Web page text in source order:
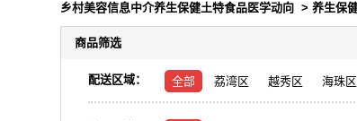
乡村美容信息中介养生保健土特食品医学动向 > 养生保
商品筛选
配送区域： 全部 荔湾区 越秀区 海珠区